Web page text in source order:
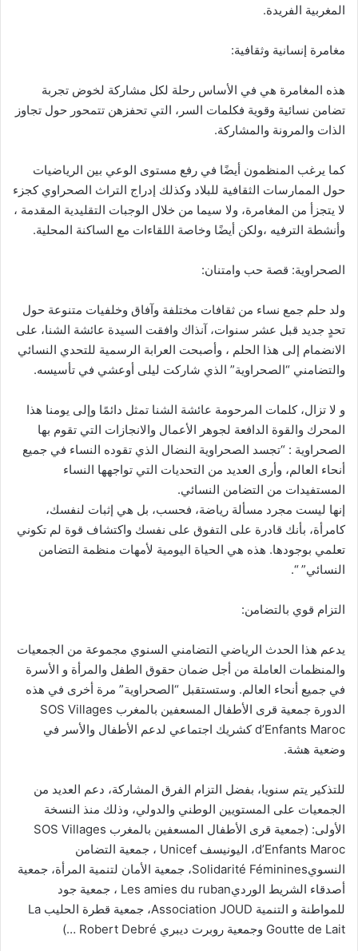
المغربية الفريدة.
مغامرة إنسانية وثقافية:
هذه المغامرة هي في الأساس رحلة لكل مشاركة لخوض تجربة
تضامن نسائية وقوية فكلمات السر، التي تحفزهن تتمحور حول تجاوز
الذات والمرونة والمشاركة.
كما يرغب المنظمون أيضًا في رفع مستوى الوعي بين الرياضيات
حول الممارسات الثقافية للبلاد وكذلك إدراج التراث الصحراوي كجزء
لا يتجزأ من المغامرة، ولا سيما من خلال الوجبات التقليدية المقدمة ،
وأنشطة الترفيه ،ولكن أيضًا وخاصة اللقاءات مع الساكنة المحلية.
الصحراوية: قصة حب وامتنان:
ولد حلم جمع نساء من ثقافات مختلفة وآفاق وخلفيات متنوعة حول
تحدٍ جديد قبل عشر سنوات، آنذاك وافقت السيدة عائشة الشنا، على
الانضمام إلى هذا الحلم ، وأصبحت العرابة الرسمية للتحدي النسائي
والتضامني “الصحراوية” الذي شاركت ليلى أوعشي في تأسيسه.
و لا تزال، كلمات المرحومة عائشة الشنا تمثل دائمًا وإلى يومنا هذا
المحرك والقوة الدافعة لجوهر الأعمال والانجازات التي تقوم بها
الصحراوية : “تجسد الصحراوية النضال الذي تقوده النساء في جميع
أنحاء العالم، وأرى العديد من التحديات التي تواجهها النساء
المستفيدات من التضامن النسائي.
إنها ليست مجرد مسألة رياضة، فحسب، بل هي إثبات لنفسك،
كامرأة، بأنك قادرة على التفوق على نفسك واكتشاف قوة لم تكوني
تعلمي بوجودها. هذه هي الحياة اليومية لأمهات منظمة التضامن
النسائي” “.
التزام قوي بالتضامن:
يدعم هذا الحدث الرياضي التضامني السنوي مجموعة من الجمعيات
والمنظمات العاملة من أجل ضمان حقوق الطفل والمرأة و الأسرة
في جميع أنحاء العالم. وستستقبل “الصحراوية” مرة أخرى في هذه
الدورة جمعية قرى الأطفال المسعفين بالمغرب SOS Villages
d’Enfants Maroc كشريك اجتماعي لدعم الأطفال والأسر في
وضعية هشة.
للتذكير يتم سنويا، بفضل التزام الفرق المشاركة، دعم العديد من
الجمعيات على المستويين الوطني والدولي، وذلك منذ النسخة
الأولى: (جمعية قرى الأطفال المسعفين بالمغرب SOS Villages
d’Enfants Maroc، اليونيسف Unicef ، جمعية التضامن
النسويSolidarité Féminines، جمعية الأمان لتنمية المرأة، جمعية
أصدقاء الشريط الورديLes amies du ruban ، جمعية جود
للمواطنة و التنمية Association JOUD، جمعية قطرة الحليب La
Goutte de Lait وجمعية روبرت ديبري Robert Debré …)